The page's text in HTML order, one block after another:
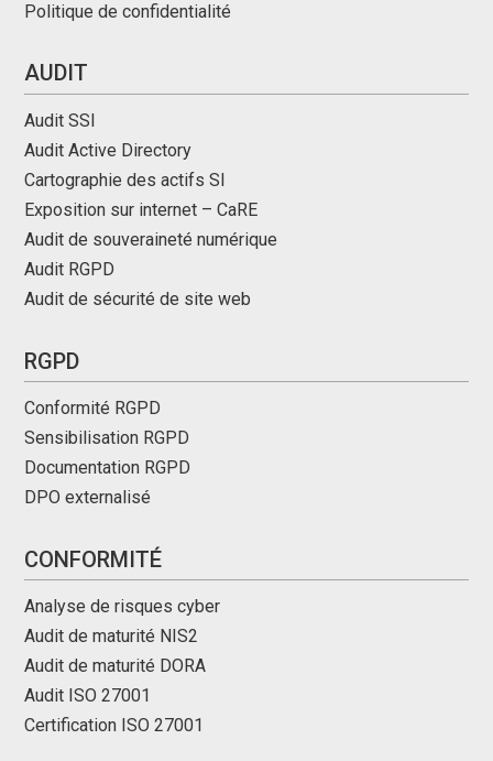
Politique de confidentialité
AUDIT
Audit SSI
Audit Active Directory
Cartographie des actifs SI
Exposition sur internet – CaRE
Audit de souveraineté numérique
Audit RGPD
Audit de sécurité de site web
RGPD
Conformité RGPD
Sensibilisation RGPD
Documentation RGPD
DPO externalisé
CONFORMITÉ
Analyse de risques cyber
Audit de maturité NIS2
Audit de maturité DORA
Audit ISO 27001
Certification ISO 27001